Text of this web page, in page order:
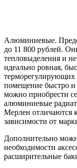
Алюминиевые.
до 11 800 рублей.
тепловыделения и
идеально ровная,
терморегулирующих
помещение быстро
можно приобрести
алюминиевые
Мерлен отличаются
зависимости от
Дополнительно
необходимости
расширительные